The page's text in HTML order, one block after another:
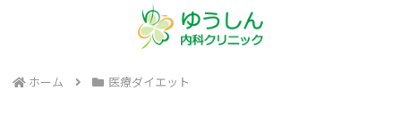
ホーム 医療ダイエット